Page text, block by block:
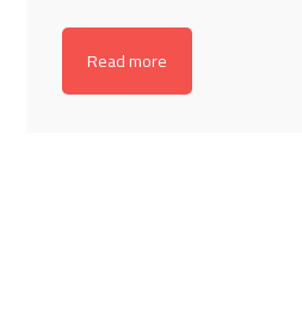
Read more